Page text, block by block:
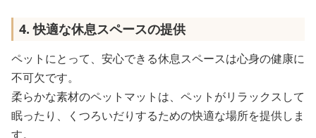
4. 快適な休息スペースの提供
ペットにとって、安心できる休息スペースは心身の健康に
不可欠です。
柔らかな素材のペットマットは、ペットがリラックスして
眠ったり、くつろいだりするための快適な場所を提供しま
す。